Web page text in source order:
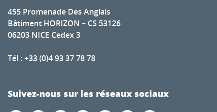
455 Promenade Des Anglais
Bâtiment HORIZON – CS 53126
06203 NICE Cedex 3
Tél : +33 (0)4 93 37 78 78
Suivez-nous sur les réseaux sociaux